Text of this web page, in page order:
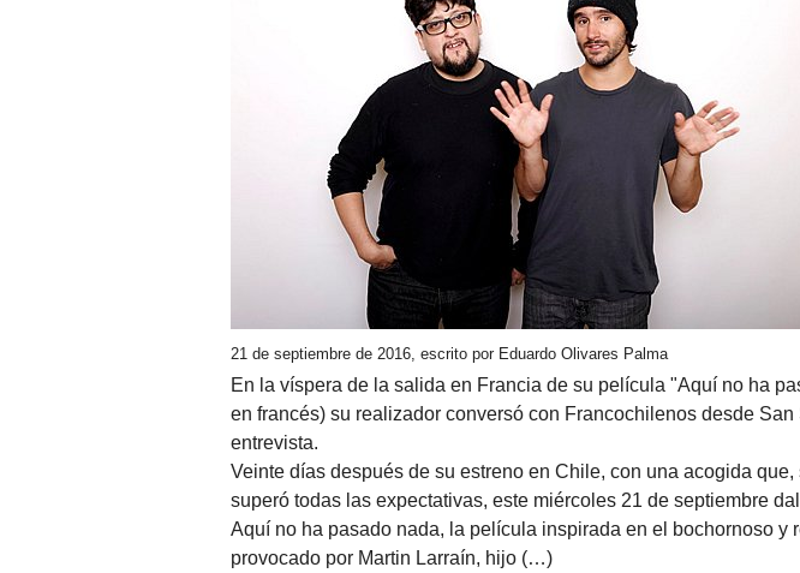
21 de septiembre de 2016, escrito por Eduardo Olivares Palma
En la víspera de la salida en Francia de su película "Aquí no ha
en francés) su realizador conversó con Francochilenos desde
entrevista.
Veinte días después de su estreno en Chile, con una acogida
superó todas las expectativas, este miércoles 21 de septiembre
Aquí no ha pasado nada, la película inspirada en el bochornoso y
provocado por Martin Larraín, hijo (…)